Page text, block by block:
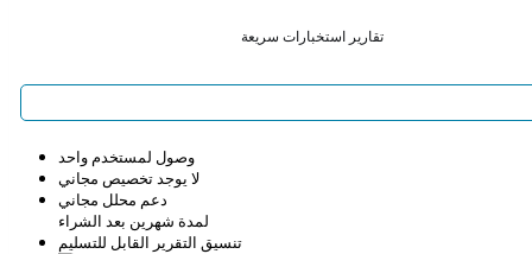
تقارير استخبارات سريعة
وصول لمستخدم واحد
لا يوجد تخصيص مجاني
دعم محلل مجاني
لمدة شهرين بعد الشراء
تنسيق التقرير القابل للتسليم